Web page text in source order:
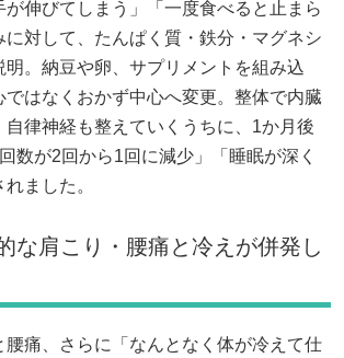
が伸びてしまう」「一度食べると止まら
に対して、たんぱく質・鉄分・マグネシ
明。納豆や卵、サプリメントを組み込
ではなくおかず中心へ変更。整体で内臓
自律神経も整えていくうちに、1か月後
数が2回から1回に減少」「睡眠が深く
ました。
な肩こり・腰痛と冷えが併発し
腰痛、さらに「なんとなく体が冷えて仕